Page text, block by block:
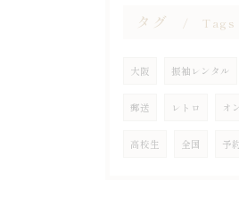
タグ Tags
大阪 振袖レンタル
郵送 レトロ オ
高校生 全国 予約